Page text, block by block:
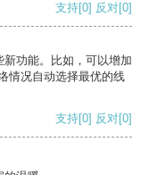
支持[0] 反对[0]
功能。比如，可以增加
情况自动选择最优的线
支持[0] 反对[0]